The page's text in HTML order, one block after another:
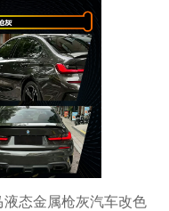
态金属枪灰汽车改色